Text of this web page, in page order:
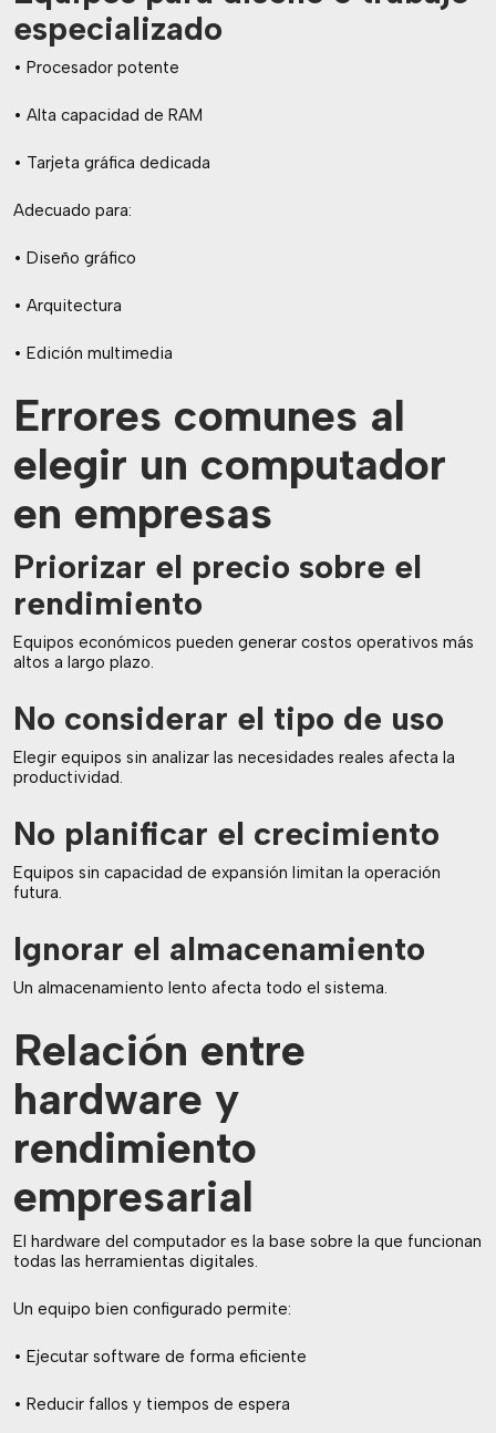
especializado
• Procesador potente
• Alta capacidad de RAM
• Tarjeta gráfica dedicada
Adecuado para:
• Diseño gráfico
• Arquitectura
• Edición multimedia
Errores comunes al
elegir un computador
en empresas
Priorizar el precio sobre el
rendimiento
Equipos económicos pueden generar costos operativos más
altos a largo plazo.
No considerar el tipo de uso
Elegir equipos sin analizar las necesidades reales afecta la
productividad.
No planificar el crecimiento
Equipos sin capacidad de expansión limitan la operación
futura.
Ignorar el almacenamiento
Un almacenamiento lento afecta todo el sistema.
Relación entre
hardware y
rendimiento
empresarial
El hardware del computador es la base sobre la que funcionan
todas las herramientas digitales.
Un equipo bien configurado permite:
• Ejecutar software de forma eficiente
• Reducir fallos y tiempos de espera